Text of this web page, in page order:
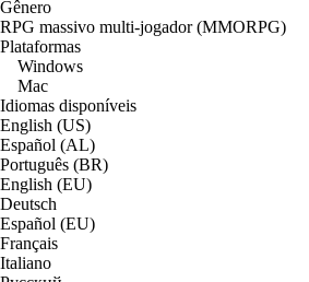
Gênero
RPG massivo multi-jogador (MMORPG)
Plataformas
Windows
Mac
Idiomas disponíveis
English (US)
Español (AL)
Português (BR)
English (EU)
Deutsch
Español (EU)
Français
Italiano